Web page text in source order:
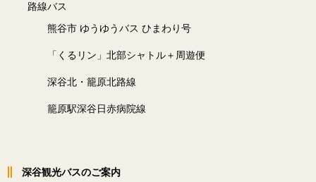
路線バス
熊谷市 ゆうゆうバス ひまわり号
「くるリン」北部シャトル＋周遊便
深谷北・籠原北路線
籠原駅深谷日赤病院線
深谷観光バスのご案内